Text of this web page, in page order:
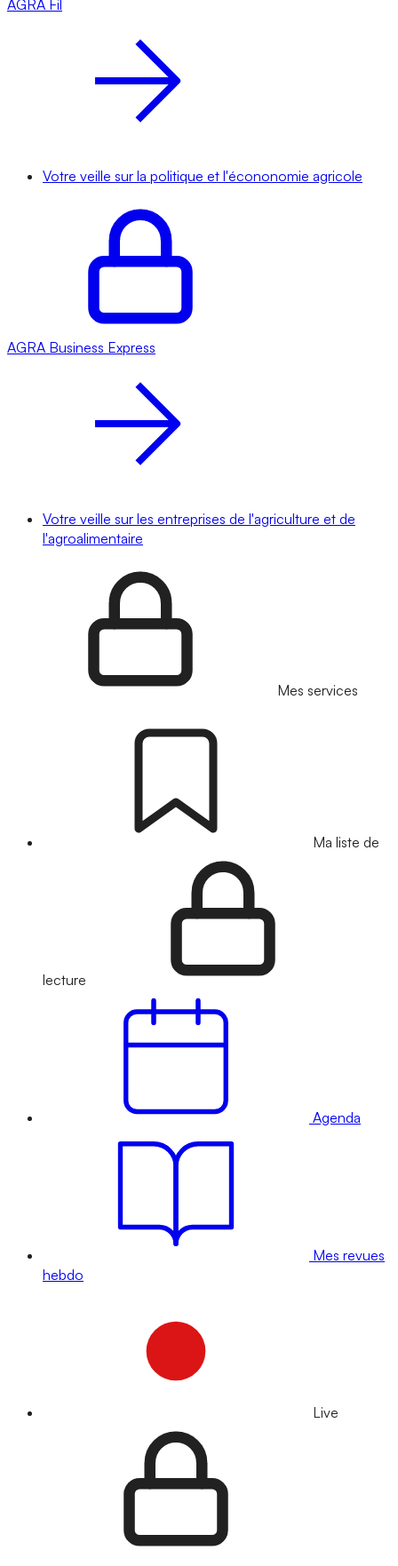
AGRA Fil
Votre veille sur la politique et l'écononomie agricole
AGRA Business Express
Votre veille sur les entreprises de l'agriculture et de
l'agroalimentaire
Mes services
Ma liste de
lecture
Agenda
Mes revues
hebdo
Live